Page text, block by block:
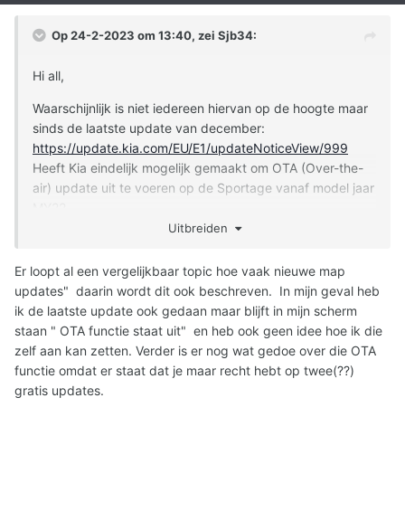
Op 24-2-2023 om 13:40, zei Sjb34:
Hi all,
Waarschijnlijk is niet iedereen hiervan op de hoogte maar
sinds de laatste update van december:
https://update.kia.com/EU/E1/updateNoticeView/999
Heeft Kia eindelijk mogelijk gemaakt om OTA (Over-the-
air) update uit te voeren op de Sportage vanaf model jaar
Dus geen gekloot meer met USB klaarmaken via de
weer in je Sportage via USB te updaten.
meer informatie:
https://update.kia.com/EU/E1/updateNoticeView/1130
Ik raad dus iedereen aan om de laatste update via USB te
installeren om OTA te unlocken voor je Kia, vergeet na de
update trouwens niet om daadwerkelijk OTA aan te
Uitbreiden
Er loopt al een vergelijkbaar topic hoe vaak nieuwe map
updates" daarin wordt dit ook beschreven. In mijn geval heb
ik de laatste update ook gedaan maar blijft in mijn scherm
staan " OTA functie staat uit" en heb ook geen idee hoe ik die
zelf aan kan zetten. Verder is er nog wat gedoe over die OTA
functie omdat er staat dat je maar recht hebt op twee(??)
gratis updates.